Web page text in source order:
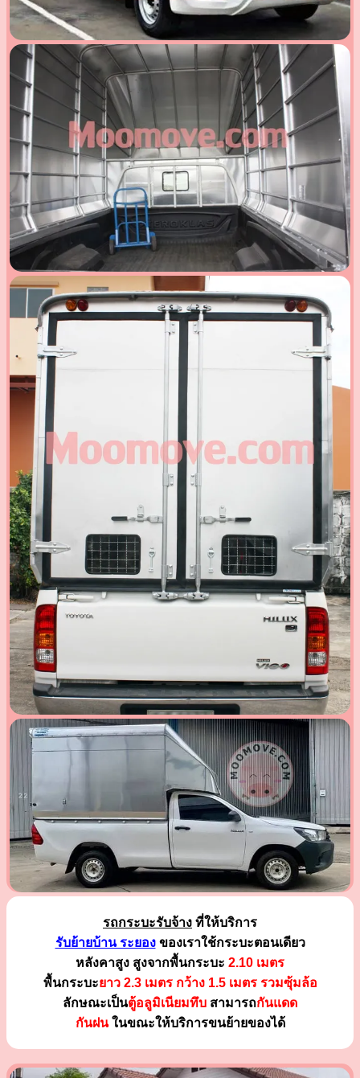
รถกระบะรับจ้าง ที่ให้บริการ
รับย้ายบ้าน ระยองของเราใช้กระบะตอนเดียว
หลังคาสูง สูงจากพื้นกระบะ 2.10 เมตร
พื้นกระบะยาว 2.3 เมตร กว้าง 1.5 เมตร รวมซุ้มล้อ
ลักษณะเป็นตู้อลูมิเนียมทึบ สามารถกันแดด
กันฝนในขณะให้บริการขนย้ายของได้